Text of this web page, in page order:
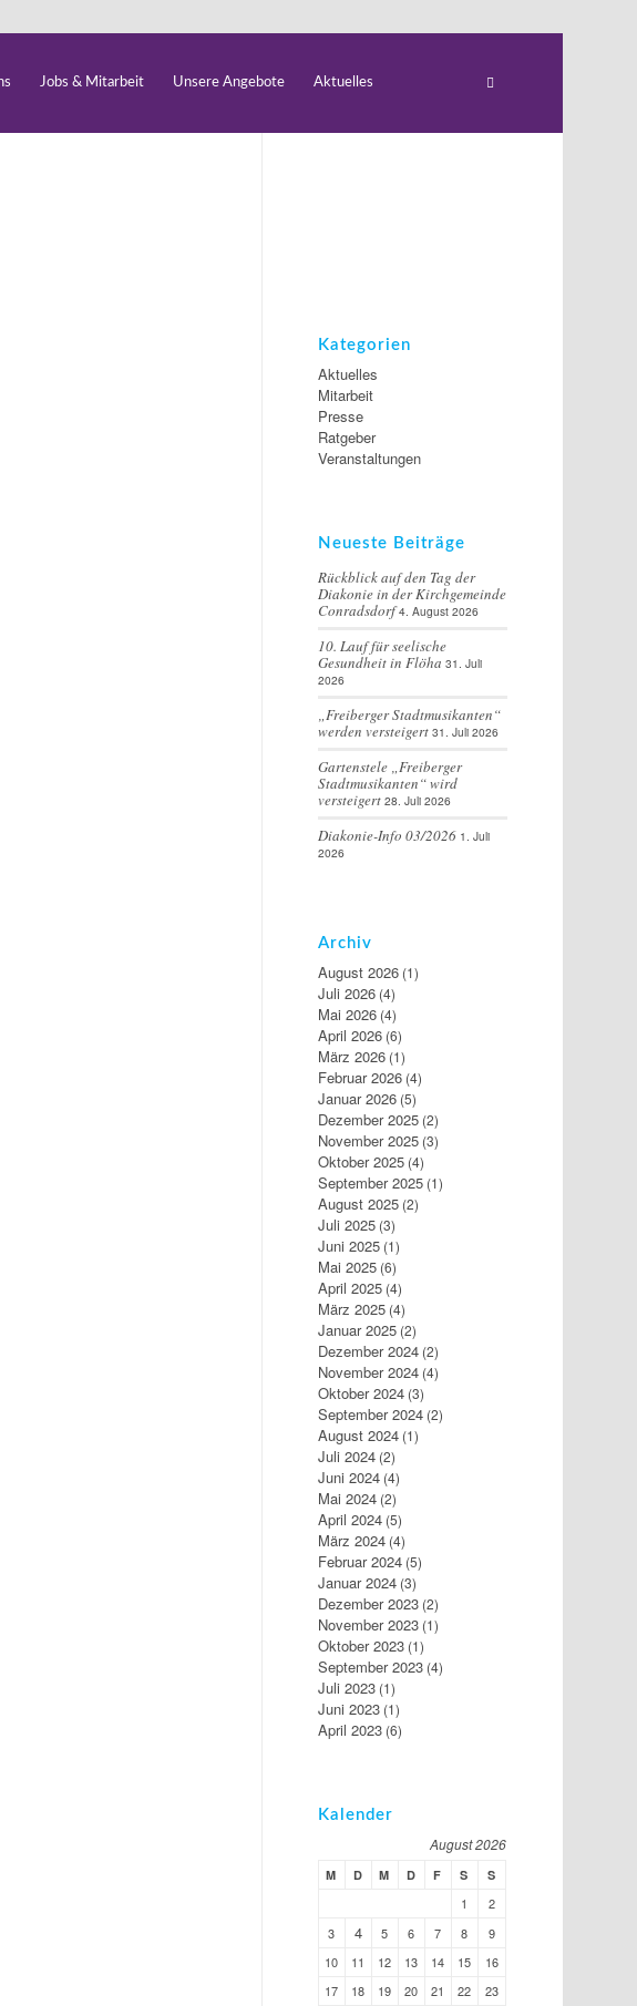
Jobs & Mitarbeit Unsere Angebote Aktuelles
Kategorien
Aktuelles
Mitarbeit
Presse
Ratgeber
Veranstaltungen
Neueste Beiträge
Rückblick auf den Tag der
Diakonie in der Kirchgemeinde
Conradsdorf 4. August 2026
10. Lauf für seelische
Gesundheit in Flöha 31. Juli
2026
„Freiberger Stadtmusikanten“
werden versteigert 31. Juli 2026
Gartenstele „Freiberger
Stadtmusikanten“ wird
versteigert 28. Juli 2026
Diakonie-Info 03/2026 1. Juli
2026
Archiv
August 2026(1)
Juli 2026(4)
Mai 2026(4)
April 2026(6)
März 2026(1)
Februar 2026(4)
Januar 2026(5)
Dezember 2025(2)
November 2025(3)
Oktober 2025(4)
September 2025(1)
August 2025(2)
Juli 2025(3)
Juni 2025(1)
Mai 2025(6)
April 2025(4)
März 2025(4)
Januar 2025(2)
Dezember 2024(2)
November 2024(4)
Oktober 2024(3)
September 2024(2)
August 2024(1)
Juli 2024(2)
Juni 2024(4)
Mai 2024(2)
April 2024(5)
März 2024(4)
Februar 2024(5)
Januar 2024(3)
Dezember 2023(2)
November 2023(1)
Oktober 2023(1)
September 2023(4)
Juli 2023(1)
Juni 2023(1)
April 2023(6)
Kalender
August 2026
M D M D F S S
1
2
3
4 5 6 7 8
9
10
11 12 13 14 15
16
17
18 19 20 21 22
23